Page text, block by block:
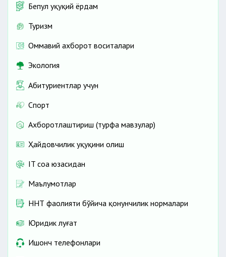
Бепул ҳуқуқий ёрдам
Туризм
Оммавий ахборот воситалари
Экология
Абитуриентлар учун
Спорт
Ахборотлаштириш (турфа мавзулар)
Ҳайдовчилик ҳуқуқини олиш
IT соҳа юзасидан
Маълумотлар
ННТ фаолияти бўйича қонунчилик нормалари
Юридик луғат
Ишонч телефонлари